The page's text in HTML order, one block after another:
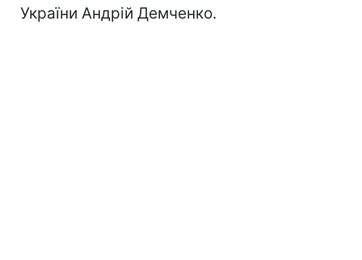
України Андрій Демченко.